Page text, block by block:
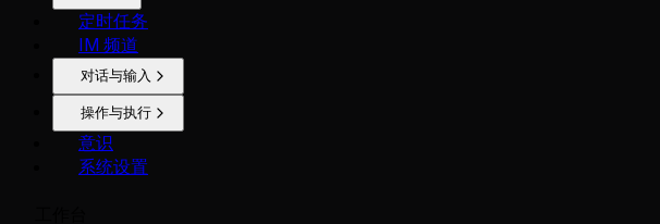
定时任务
IM 频道
对话与输入
操作与执行
意识
系统设置